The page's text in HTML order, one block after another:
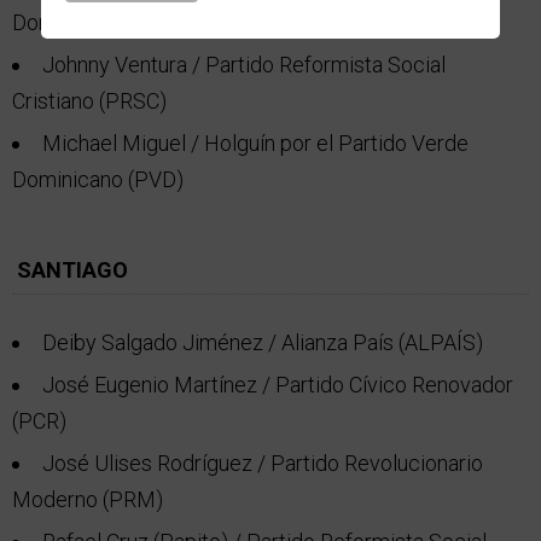
Dominicana (PLD)
Johnny Ventura / Partido Reformista Social
Cristiano (PRSC)
Michael Miguel / Holguín por el Partido Verde
Dominicano (PVD)
SANTIAGO
Deiby Salgado Jiménez / Alianza País (ALPAÍS)
José Eugenio Martínez / Partido Cívico Renovador
(PCR)
José Ulises Rodríguez / Partido Revolucionario
Moderno (PRM)